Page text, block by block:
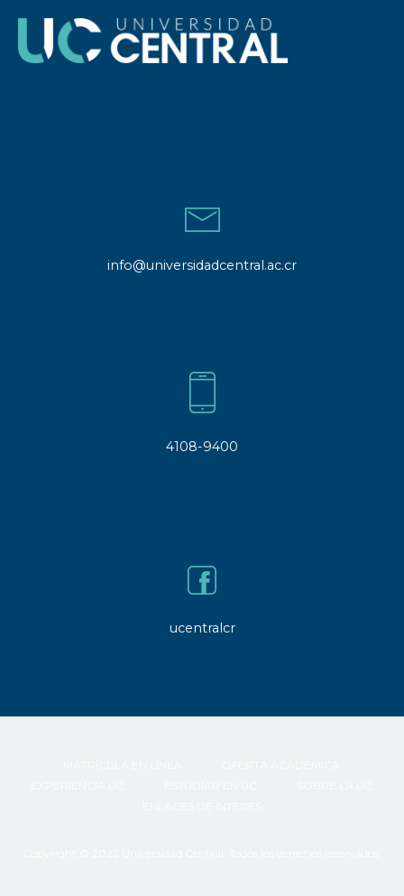
info@universidadcentral.ac.cr
4108-9400
ucentralcr